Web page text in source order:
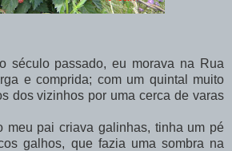
século passado, eu morava na Rua
e comprida; com um quintal muito
dos vizinhos por uma cerca de varas
meu pai criava galinhas, tinha um pé
galhos, que fazia uma sombra na